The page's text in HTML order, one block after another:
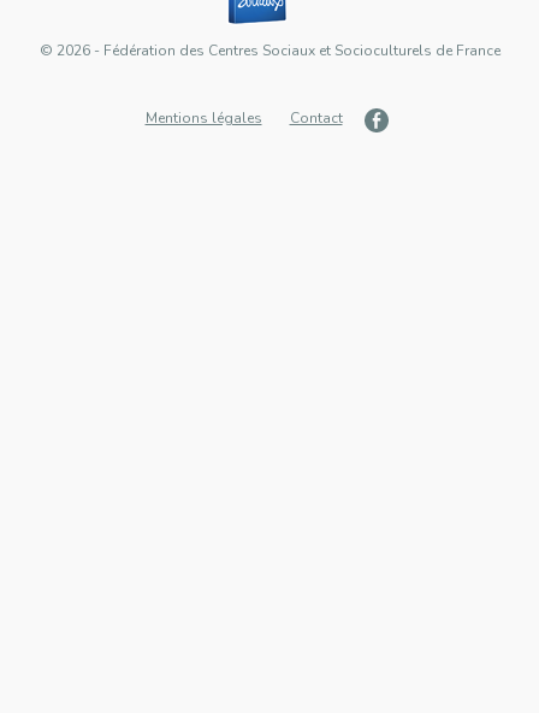
© 2026 - Fédération des Centres Sociaux et Socioculturels de France
Mentions légales Contact